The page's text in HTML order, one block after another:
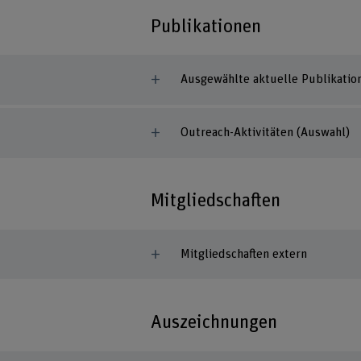
Publikationen
Ausgewählte aktuelle
Outreach-Aktivitäten (Auswahl)
Mitgliedschaften
Mitgliedschaften extern
Auszeichnungen